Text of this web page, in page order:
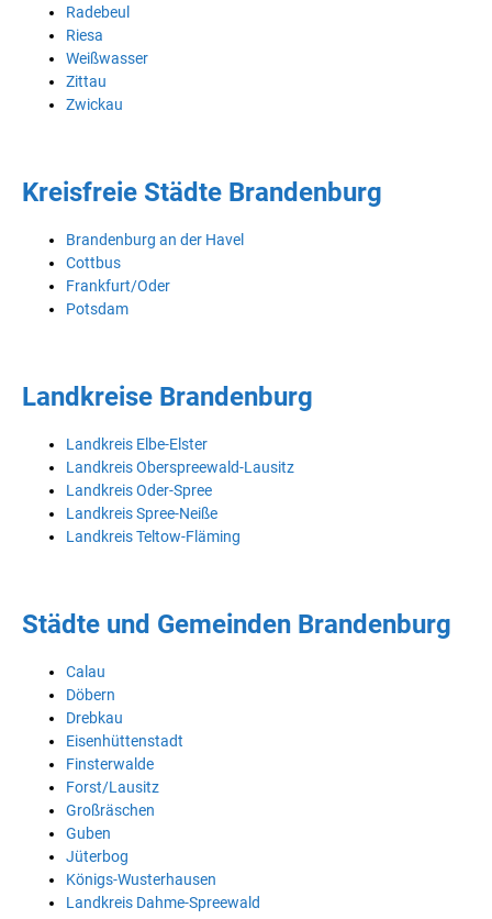
Radebeul
Riesa
Weißwasser
Zittau
Zwickau
Kreisfreie Städte Brandenburg
Brandenburg an der Havel
Cottbus
Frankfurt/Oder
Potsdam
Landkreise Brandenburg
Landkreis Elbe-Elster
Landkreis Oberspreewald-Lausitz
Landkreis Oder-Spree
Landkreis Spree-Neiße
Landkreis Teltow-Fläming
Städte und Gemeinden Brandenburg
Calau
Döbern
Drebkau
Eisenhüttenstadt
Finsterwalde
Forst/Lausitz
Großräschen
Guben
Jüterbog
Königs-Wusterhausen
Landkreis Dahme-Spreewald